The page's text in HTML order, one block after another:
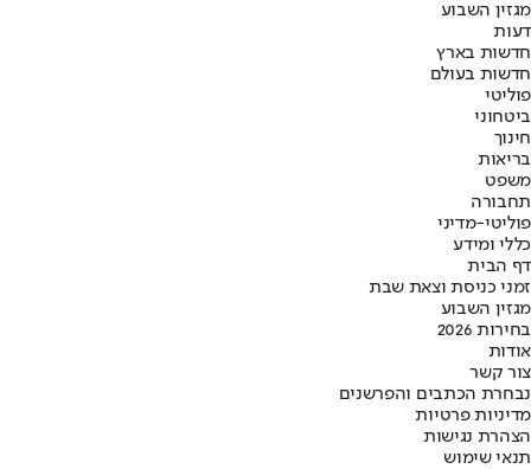
מגזין השבוע
דעות
חדשות בארץ
חדשות בעולם
פוליטי
ביטחוני
חינוך
בריאות
משפט
תחבורה
פוליטי-מדיני
כללי ומידע
דף הבית
זמני כניסת וצאת שבת
מגזין השבוע
בחירות 2026
אודות
צור קשר
נבחרת הכתבים והפרשנים
מדיניות פרטיות
הצהרת נגישות
תנאי שימוש